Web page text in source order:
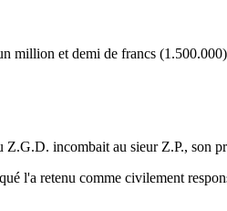
million et demi de francs
incombait au sieur Z.P., son
l'a retenu comme civilement